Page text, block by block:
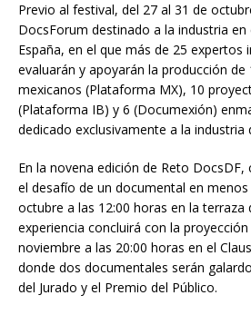
Previo al festival, del 27 al 31 de
DocsForum destinado a la industria en
España, en el que más de 25 expertos
evaluarán y apoyarán la producción de
mexicanos (Plataforma MX), 10
(Plataforma IB) y 6 (Documexión)
dedicado exclusivamente a la industria
En la novena edición de Reto DocsDF,
el desafío de un documental en
octubre a las 12:00 horas en la terraza
experiencia concluirá con la
noviembre a las 20:00 horas en el
donde dos documentales serán
del Jurado y el Premio del Público.